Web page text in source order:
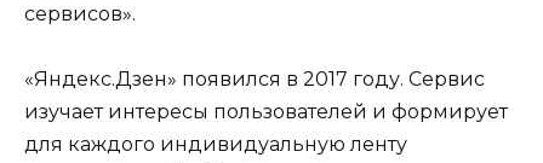
сервисов».
«Яндекс.Дзен» появился в 2017 году. Сервис
изучает интересы пользователей и формирует
для каждого индивидуальную ленту